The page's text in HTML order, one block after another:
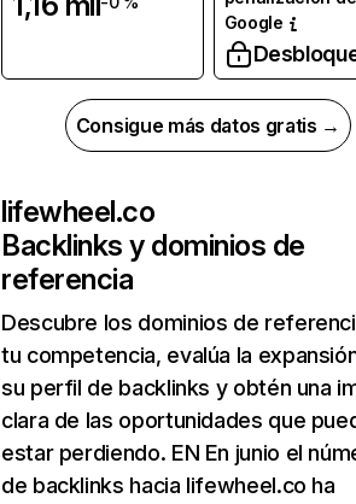
Google
Consigue más datos gratis →
lifewheel.co
Backlinks y dominios de
referencia
Descubre los dominios de
tu competencia, evalúa la
su perfil de backlinks y obtén una
clara de las oportunidades que
estar perdiendo. EN En junio el
de backlinks hacia lifewheel.co ha